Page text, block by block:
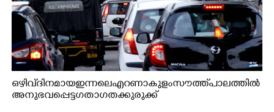
ഒഴിവ് ദിനമായ ഇന്നലെ എറണാകുളം സൗത്ത് പാലത്തിൽ
അനുഭവപ്പെട്ട ഗതാഗതക്കുരുക്ക്